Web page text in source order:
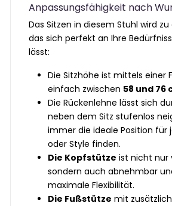
Anpassungsfähigkeit nach
Das Sitzen in diesem Stuhl wird zu
das sich perfekt an Ihre
lässt:
Die Sitzhöhe ist mittels einer
einfach zwischen 58 und 76
Die Rückenlehne lässt sich
neben dem Sitz stufenlos
immer die ideale Position für
oder Style finden.
Die Kopfstütze ist nicht nur
sondern auch abnehmbar
maximale Flexibilität.
Die Fußstütze mit